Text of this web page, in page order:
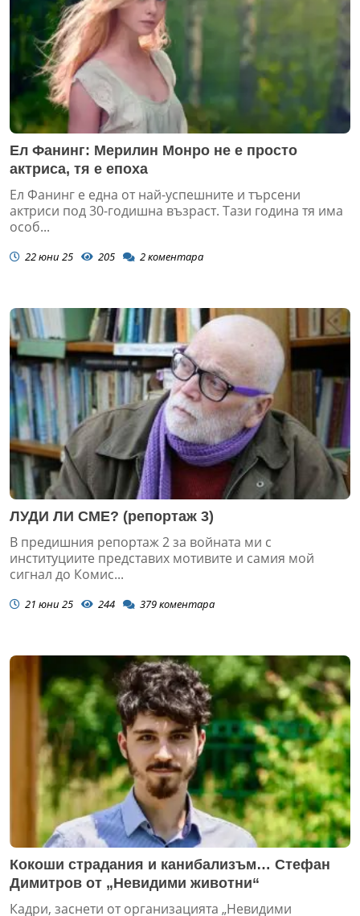
Ел Фанинг: Мерилин Монро не е просто
актриса, тя е епоха
Ел Фанинг е една от най-успешните и търсени
актриси под 30-годишна възраст. Тази година тя има
особ...
22 юни 25 205 2коментара
ЛУДИ ЛИ СМЕ? (репортаж 3)
В предишния репортаж 2 за войната ми с
институциите представих мотивите и самия мой
сигнал до Комис...
21 юни 25 244 379коментара
Кокоши страдания и канибализъм… Стефан
Димитров от „Невидими животни“
Кадри, заснети от организацията „Невидими